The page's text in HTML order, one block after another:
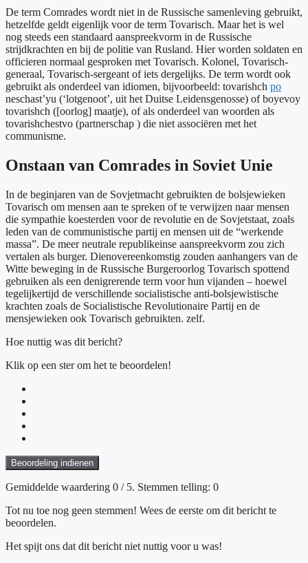
De term Comrades wordt niet in de Russische samenleving gebruikt,
hetzelfde geldt eigenlijk voor de term Tovarisch. Maar het is wel
nog steeds een standaard aanspreekvorm in de Russische
strijdkrachten en bij de politie van Rusland. Hier worden soldaten en
officieren normaal gesproken met Tovarisch. Kolonel, Tovarisch-
generaal, Tovarisch-sergeant of iets dergelijks. De term wordt ook
gebruikt als onderdeel van idiomen, bijvoorbeeld: tovarishch po
neschast’yu (‘lotgenoot’, uit het Duitse Leidensgenosse) of boyevoy
tovarishch ([oorlog] maatje), of als onderdeel van woorden als
tovarishchestvo (partnerschap ) die niet associëren met het
communisme.
Onstaan van Comrades in Soviet Unie
In de beginjaren van de Sovjetmacht gebruikten de bolsjewieken
Tovarisch om mensen aan te spreken of te verwijzen naar mensen
die sympathie koesterden voor de revolutie en de Sovjetstaat, zoals
leden van de communistische partij en mensen uit de “werkende
massa”. De meer neutrale republikeinse aanspreekvorm zou zich
vertalen als burger. Dienovereenkomstig zouden aanhangers van de
Witte beweging in de Russische Burgeroorlog Tovarisch spottend
gebruiken als een denigrerende term voor hun vijanden – hoewel
tegelijkertijd de verschillende socialistische anti-bolsjewistische
krachten zoals de Socialistische Revolutionaire Partij en de
mensjewieken ook Tovarisch gebruikten. zelf.
Hoe nuttig was dit bericht?
Klik op een ster om het te beoordelen!
Beoordeling indienen
Gemiddelde waardering 0 / 5. Stemmen telling: 0
Tot nu toe nog geen stemmen! Wees de eerste om dit bericht te
beoordelen.
Het spijt ons dat dit bericht niet nuttig voor u was!